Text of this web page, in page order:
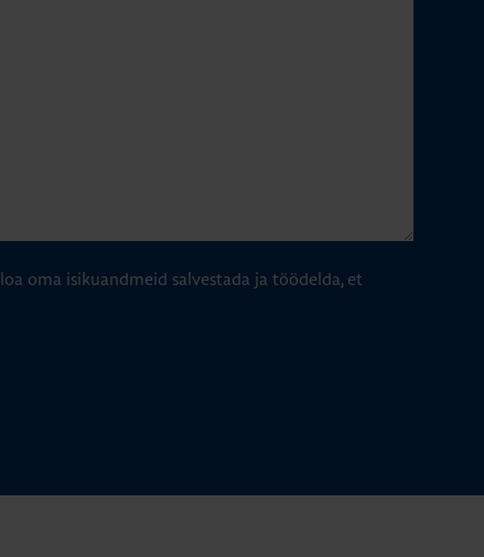
oma isikuandmeid salvestada ja töödelda, et